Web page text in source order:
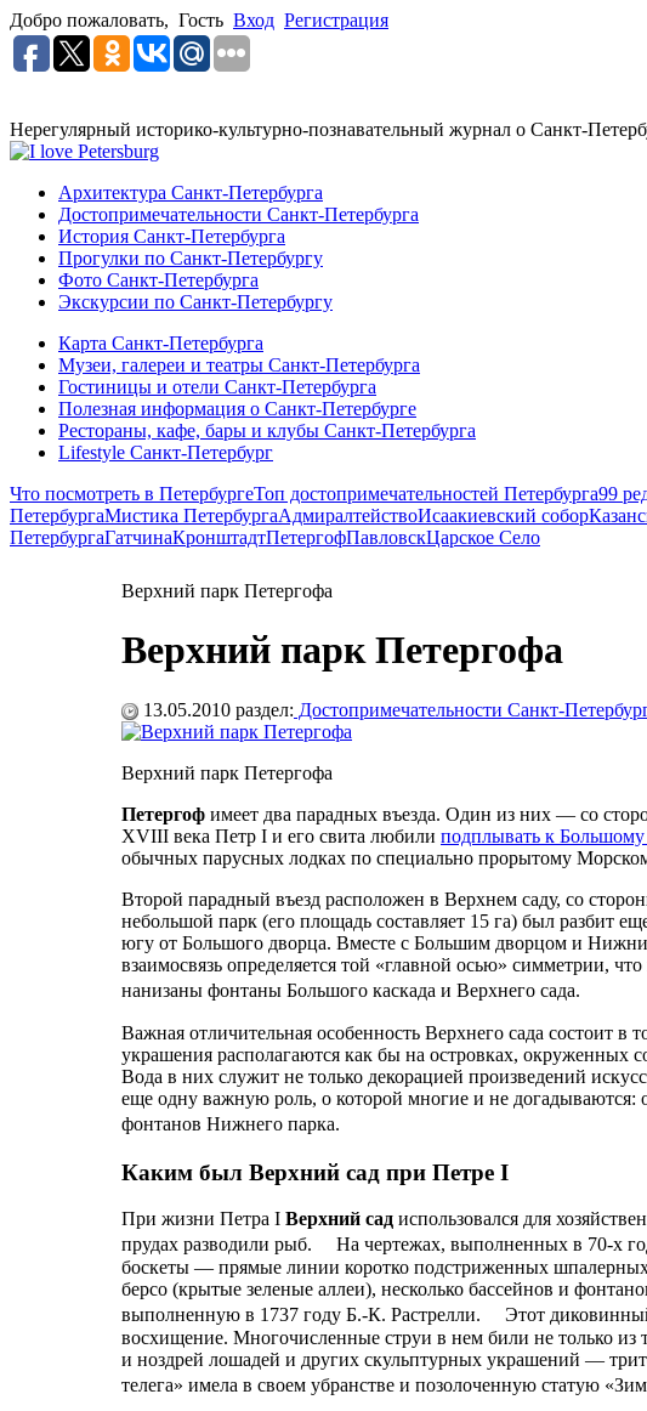
Добро пожаловать, Гость Вход Регистрация
Нерегулярный историко-культурно-познавательный журнал о Санкт-
Архитектура Санкт-Петербурга
Достопримечательности Санкт-Петербурга
История Санкт-Петербурга
Прогулки по Санкт-Петербургу
Фото Санкт-Петербурга
Экскурсии по Санкт-Петербургу
Карта Санкт-Петербурга
Музеи, галереи и театры Санкт-Петербурга
Гостиницы и отели Санкт-Петербурга
Полезная информация о Санкт-Петербурге
Рестораны, кафе, бары и клубы Санкт-Петербурга
Lifestyle Санкт-Петербург
Что посмотреть в ПетербургеТоп достопримечательностей Петербурга99
ПетербургаМистика ПетербургаАдмиралтействоИсаакиевский собор
ПетербургаГатчинаКронштадтПетергофПавловскЦарское Село
Верхний парк Петергофа
Верхний парк Петергофа
13.05.2010 раздел: Достопримечательности Санкт-
Верхний парк Петергофа
Петергоф имеет два парадных въезда. Один из них — со
XVIII века Петр I и его свита любили подплывать к Большому
обычных парусных лодках по специально прорытому
Второй парадный въезд расположен в Верхнем саду, со
небольшой парк (его площадь составляет 15 га) был разбит
югу от Большого дворца. Вместе с Большим дворцом и
взаимосвязь определяется той «главной осью» симметрии,
нанизаны фонтаны Большого каскада и Верхнего сада.
Важная отличительная особенность Верхнего сада состоит в
украшения располагаются как бы на островках, окруженных
Вода в них служит не только декорацией произведений
еще одну важную роль, о которой многие и не догадываются:
фонтанов Нижнего парка.
Каким был Верхний сад при Петре I
При жизни Петра I Верхний сад использовался для
прудах разводили рыб. На чертежах, выполненных в 70-х
боскеты — прямые линии коротко подстриженных
берсо (крытые зеленые аллеи), несколько бассейнов и
выполненную в 1737 году Б.-К. Растрелли. Этот
восхищение. Многочисленные струи в нем били не только из
и ноздрей лошадей и других скульптурных украшений —
телега» имела в своем убранстве и позолоченную статую